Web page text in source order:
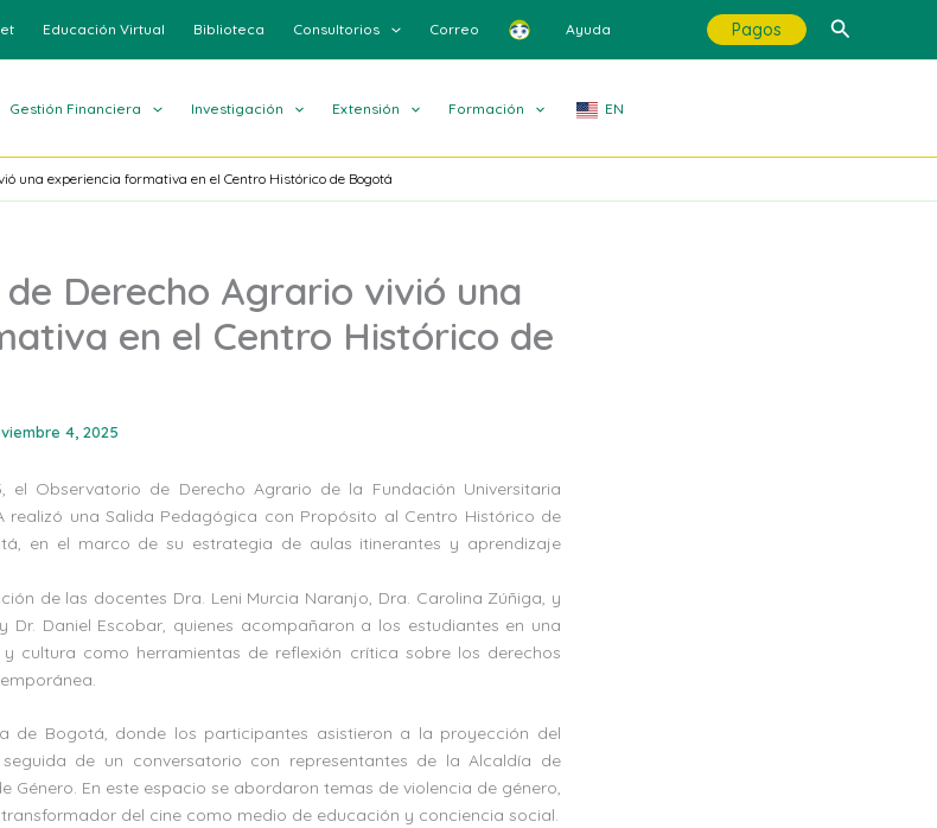
Educación Virtual Biblioteca Consultorios Correo Ayuda Pagos Buscar
Gestión Financiera Investigación Extensión Formación EN
una experiencia formativa en el Centro Histórico de Bogotá
Derecho Agrario vivió una
en el Centro Histórico de
4, 2025
Observatorio de Derecho Agrario de la Fundación Universitaria
realizó una Salida Pedagógica con Propósito al Centro Histórico de
en el marco de su estrategia de aulas itinerantes y aprendizaje
de las docentes Dra. Leni Murcia Naranjo, Dra. Carolina Zúñiga, y
Dr. Daniel Escobar, quienes acompañaron a los estudiantes en una
cultura como herramientas de reflexión crítica sobre los derechos
de Bogotá, donde los participantes asistieron a la proyección del
seguida de un conversatorio con representantes de la Alcaldía de
Género. En este espacio se abordaron temas de violencia de género,
del cine como medio de educación y conciencia social.